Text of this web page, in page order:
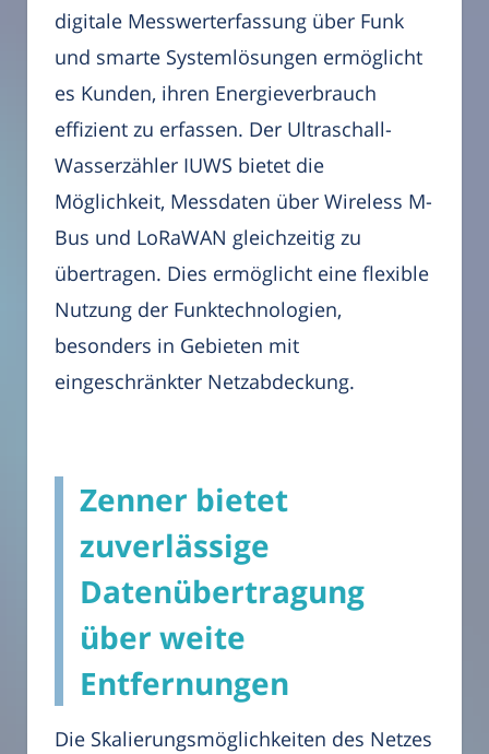
digitale Messwerterfassung über Funk
und smarte Systemlösungen ermöglicht
es Kunden, ihren Energieverbrauch
effizient zu erfassen. Der Ultraschall-
Wasserzähler IUWS bietet die
Möglichkeit, Messdaten über Wireless M-
Bus und LoRaWAN gleichzeitig zu
übertragen. Dies ermöglicht eine flexible
Nutzung der Funktechnologien,
besonders in Gebieten mit
eingeschränkter Netzabdeckung.
Zenner bietet
zuverlässige
Datenübertragung
über weite
Entfernungen
Die Skalierungsmöglichkeiten des Netzes